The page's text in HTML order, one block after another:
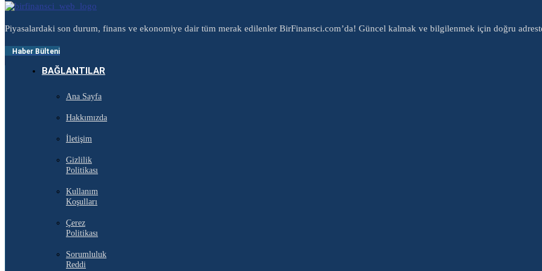
Piyasalardaki son durum, finans ve ekonomiye dair tüm merak edilenler BirFinansci.com’da! Güncel kalmak ve bilgilenmek için doğru
Haber Bülteni
BAĞLANTILAR
Ana Sayfa
Hakkımızda
İletişim
Gizlilik
Politikası
Kullanım
Koşulları
Çerez
Politikası
Sorumluluk
Reddi